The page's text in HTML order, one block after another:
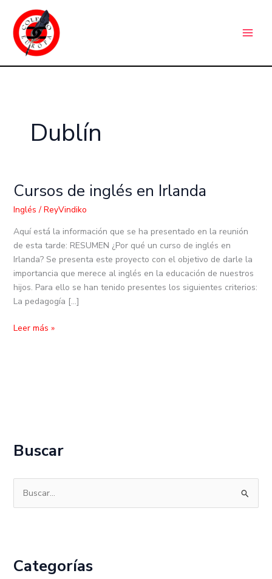
contenido
Dublín
Cursos de inglés en Irlanda
Inglés / ReyVindiko
Aquí está la información que se ha presentado en la reunión
de esta tarde: RESUMEN ¿Por qué un curso de inglés en
Irlanda? Se presenta este proyecto con el objetivo de darle la
importancia que merece al inglés en la educación de nuestros
hijos. Para ello se han tenido presentes los siguientes criterios:
La pedagogía […]
Cursos
inglés
en
Irlanda
Leer más »
Buscar
u
a
Categorías
a
t